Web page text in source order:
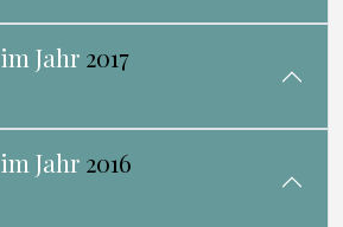
im Jahr 2017
im Jahr 2016